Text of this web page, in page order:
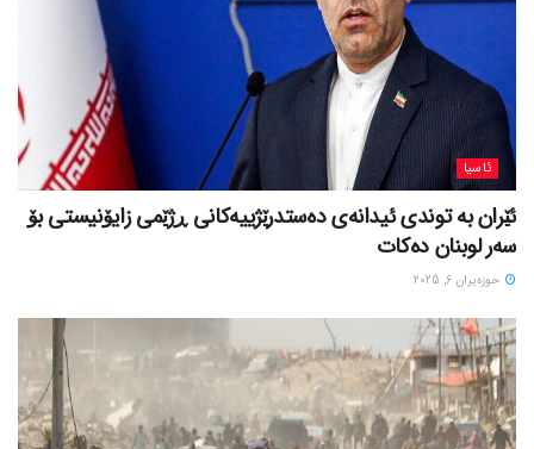
ئاسیا
ئێران بە توندی ئیدانەی دەستدرێژییەکانی ڕژێمی زایۆنیستی بۆ
سەر لوبنان دەکات
حوزه‌یران 6, 2025